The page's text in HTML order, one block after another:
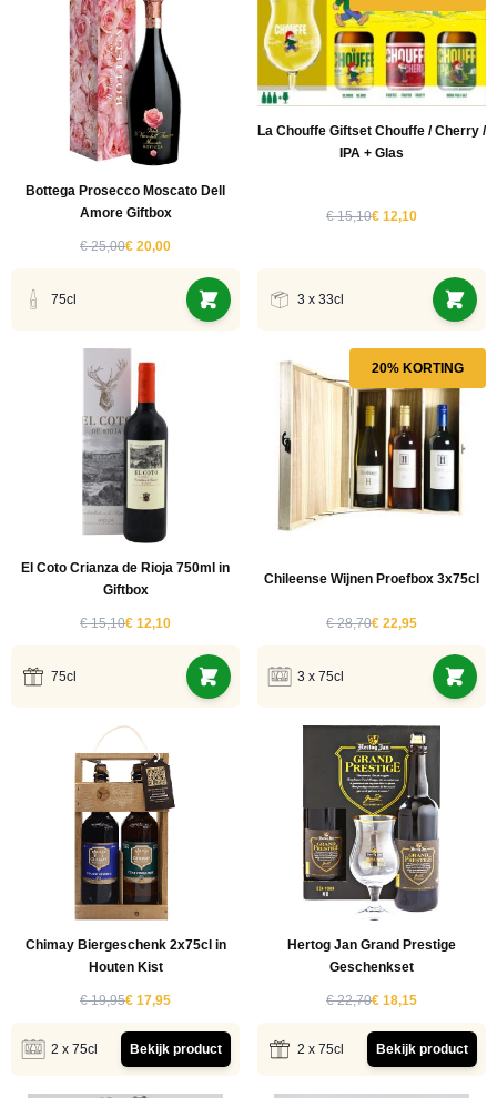
Bottega Prosecco Moscato Dell
Amore Giftbox
€ 25,00€ 20,00
75cl
La Chouffe Giftset Chouffe / Cherry /
IPA + Glas
€ 15,10€ 12,10
3 x 33cl
El Coto Crianza de Rioja 750ml in
Giftbox
€ 15,10€ 12,10
75cl
20% KORTING
Chileense Wijnen Proefbox 3x75cl
€ 28,70€ 22,95
3 x 75cl
Chimay Biergeschenk 2x75cl in
Houten Kist
€ 19,95€ 17,95
2 x 75cl Bekijk product
Hertog Jan Grand Prestige
Geschenkset
€ 22,70€ 18,15
2 x 75cl Bekijk product